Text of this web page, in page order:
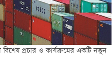
প্রচার ও কার্যক্রমের একটি নতুন